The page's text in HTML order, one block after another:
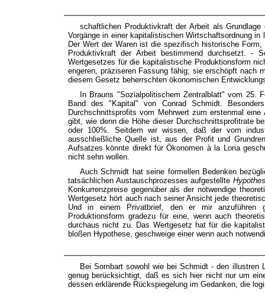
schaftlichen Produktivkraft der Arbeit als
Vorgänge in einer kapitalistischen Wirtschaftsordnung
Der Wert der Waren ist die spezifisch historische
Produktivkraft der Arbeit bestimmend durchsetzt. -
Wertgesetzes für die kapitalistische Produktionsform
engeren, präziseren Fassung fähig; sie erschöpft nach
diesem Gesetz beherrschten ökonomischen
In Brauns "Sozialpolitischem Zentralblatt" vom 25.
Band des "Kapital" von Conrad Schmidt.
Durchschnittsprofits vom Mehrwert zum erstenmal
gibt, wie denn die Höhe dieser Durchschnittsprofitrate
oder 100%. Seitdem wir wissen, daß der vom
ausschließliche Quelle ist, aus der Profit und
Aufsatzes könnte direkt für Ökonomen à la Loria
nicht sehn wollen.
Auch Schmidt hat seine formellen Bedenken
tatsächlichen Austauschprozesses aufgestellte
Konkurrenzpreise gegenüber als der notwendige
Wertgesetz hört auch nach seiner Ansicht jede
Und in einem Privatbrief, den er mir anzuführen
Produktionsform gradezu für eine, wenn auch
durchaus nicht zu. Das Wertgesetz hat für die
bloßen Hypothese, geschweige einer wenn auch
Bei Sombart sowohl wie bei Schmidt - den illustren
genug berücksichtigt, daß es sich hier nicht nur um
dessen erklärende Rückspiegelung im Gedanken, die